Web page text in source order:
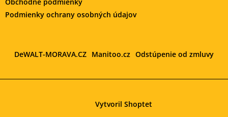
Podmienky ochrany osobných údajov
DeWALT-MORAVA.CZ Manitoo.cz Odstúpenie od zmluvy
Vytvoril Shoptet